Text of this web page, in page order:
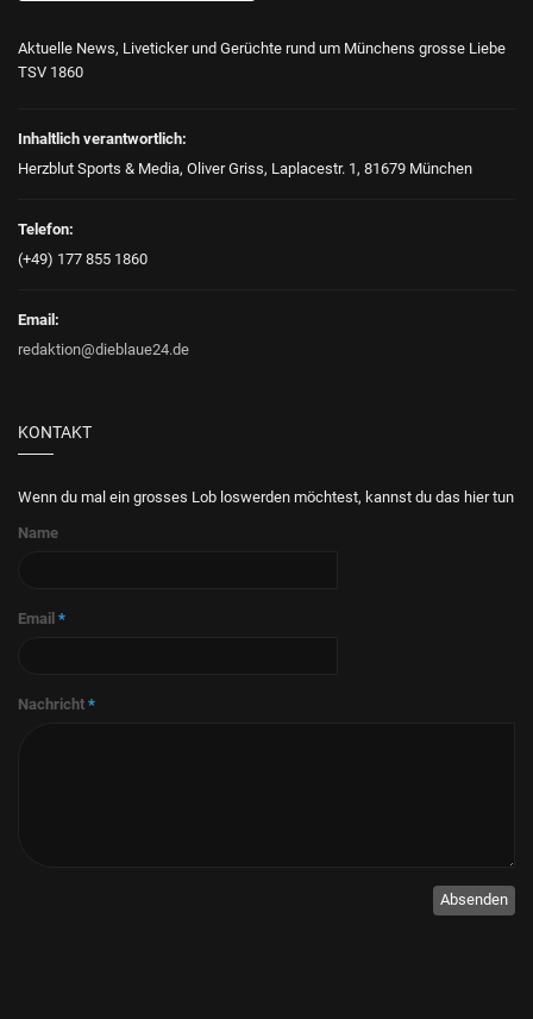
Aktuelle News, Liveticker und Gerüchte rund um Münchens grosse Liebe
TSV 1860
Inhaltlich verantwortlich:
Herzblut Sports & Media, Oliver Griss, Laplacestr. 1, 81679 München
Telefon:
(+49) 177 855 1860
Email:
redaktion@dieblaue24.de
KONTAKT
Wenn du mal ein grosses Lob loswerden möchtest, kannst du das hier tun
Name
Email *
Nachricht *
Absenden